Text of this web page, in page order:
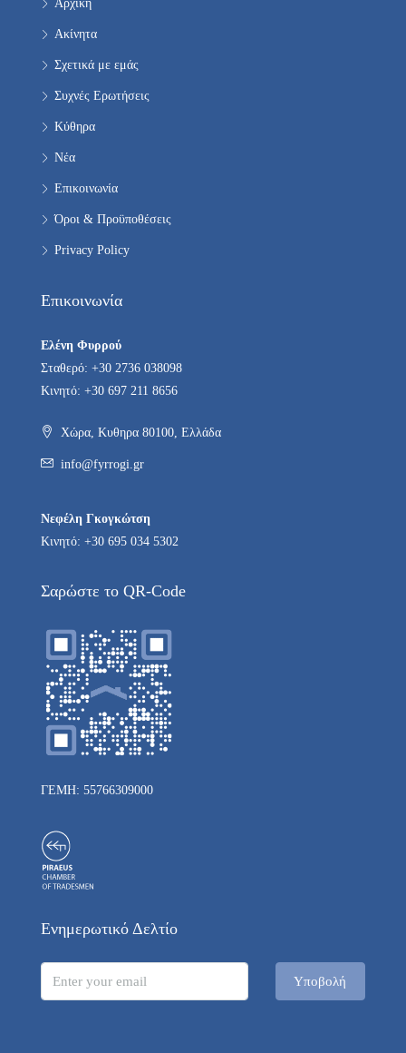
Αρχική
Ακίνητα
Σχετικά με εμάς
Συχνές Ερωτήσεις
Κύθηρα
Νέα
Επικοινωνία
Όροι & Προϋποθέσεις
Privacy Policy
Επικοινωνία
Ελένη Φυρρού
Σταθερό: +30 2736 038098
Κινητό: +30 697 211 8656
Χώρα, Κυθηρα 80100, Ελλάδα
info@fyrrogi.gr
Νεφέλη Γκογκώτση
Κινητό: +30 695 034 5302
Σαρώστε το QR-Code
ΓΕΜΗ: 55766309000
Ενημερωτικό Δελτίο
Υποβολή